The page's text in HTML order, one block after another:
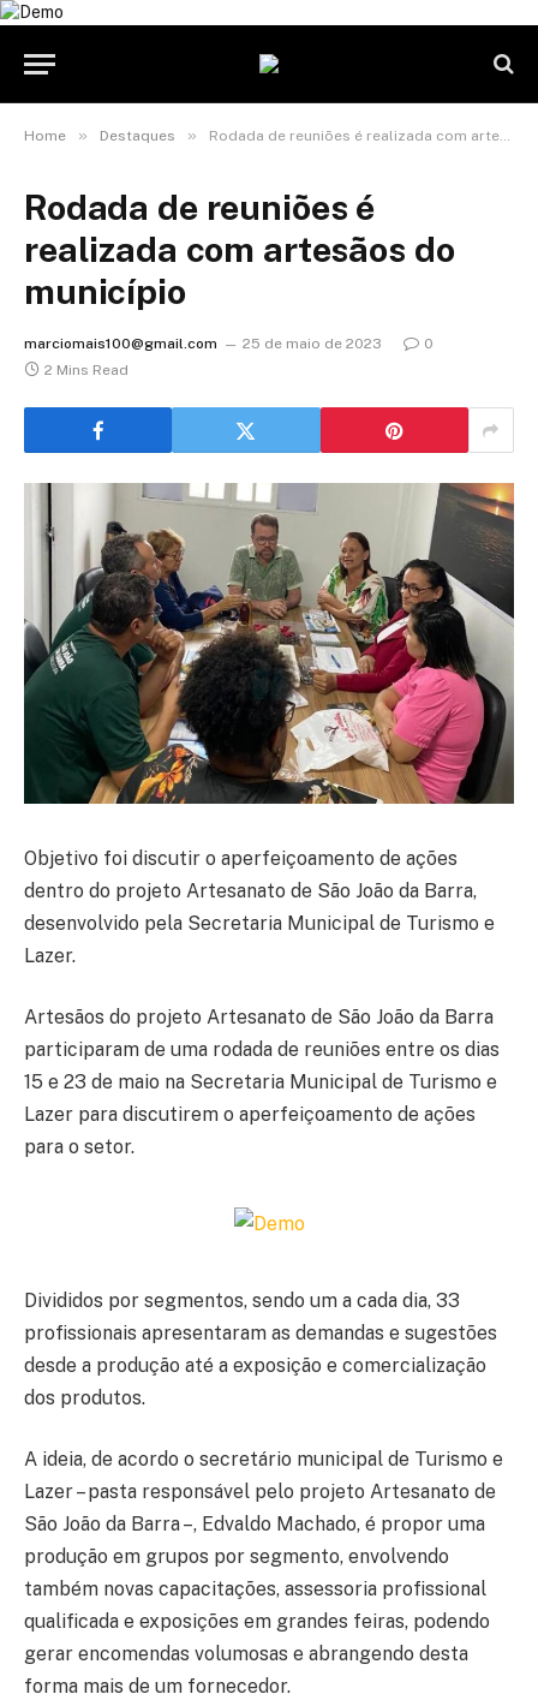
Home » Destaques » Rodada de reuniões é realizada com artesãos do município
Rodada de reuniões é
realizada com artesãos do
município
marciomais100@gmail.com 25 de maio de 2023
0
2 Mins Read
Objetivo foi discutir o aperfeiçoamento de ações
dentro do projeto Artesanato de São João da Barra,
desenvolvido pela Secretaria Municipal de Turismo e
Lazer.
Artesãos do projeto Artesanato de São João da Barra
participaram de uma rodada de reuniões entre os dias
15 e 23 de maio na Secretaria Municipal de Turismo e
Lazer para discutirem o aperfeiçoamento de ações
para o setor.
Divididos por segmentos, sendo um a cada dia, 33
profissionais apresentaram as demandas e sugestões
desde a produção até a exposição e comercialização
dos produtos.
A ideia, de acordo o secretário municipal de Turismo e
Lazer – pasta responsável pelo projeto Artesanato de
São João da Barra –, Edvaldo Machado, é propor uma
produção em grupos por segmento, envolvendo
também novas capacitações, assessoria profissional
qualificada e exposições em grandes feiras, podendo
gerar encomendas volumosas e abrangendo desta
forma mais de um fornecedor.